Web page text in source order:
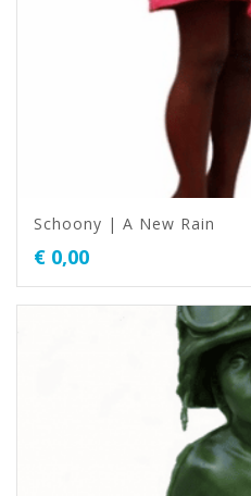
Schoony | A New Rain
€ 0,00